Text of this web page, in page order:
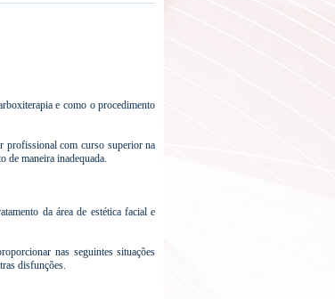
e como o procedimento
profissional com curso superior na
de maneira inadequada.
da área de estética facial e
nas seguintes situações
disfunções.